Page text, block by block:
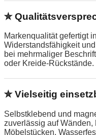
✮
Markenqualität gefertigt
Widerstandsfähigkeit
bei mehrmaliger
oder Kreide-Rückstände.
✮ Vielseitig
Selbstklebend und
zuverlässig auf
Möbelstücken.